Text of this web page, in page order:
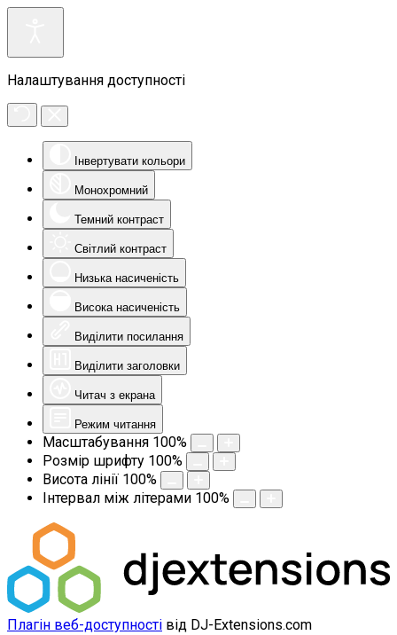
Налаштування доступності
Інвертувати кольори
Монохромний
Темний контраст
Світлий контраст
Низька насиченість
Висока насиченість
Виділити посилання
Виділити заголовки
Читач з екрана
Режим читання
Масштабування 100%
Розмір шрифту 100%
Висота лінії 100%
Інтервал між літерами 100%
Плагін веб-доступності від DJ-Extensions.com